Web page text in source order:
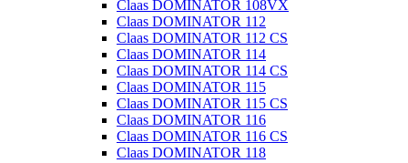
Claas DOMINATOR 108VX
Claas DOMINATOR 112
Claas DOMINATOR 112 CS
Claas DOMINATOR 114
Claas DOMINATOR 114 CS
Claas DOMINATOR 115
Claas DOMINATOR 115 CS
Claas DOMINATOR 116
Claas DOMINATOR 116 CS
Claas DOMINATOR 118